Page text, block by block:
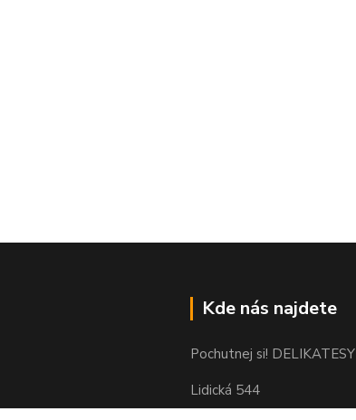
Kde nás najdete
Pochutnej si! DELIKATESY
Lidická 544